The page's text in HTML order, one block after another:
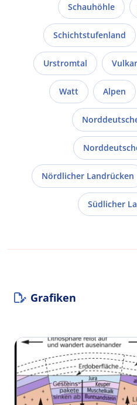
Schauhöhle
Schichtstufenland
Urstromtal
Watt Alpen
Nördlicher Landrücken
Südlicher
Grafiken